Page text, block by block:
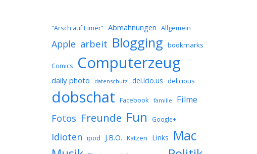
"Arsch auf Eimer" Abmahnungen Allgemein
Apple arbeit Blogging bookmarks
Comics Computerzeug
daily photo datenschutz del.icio.us delicious
dobschat Facebook familie Filme
Fotos Freunde Fun Google+
Idioten ipod J.B.O. Katzen Links Mac